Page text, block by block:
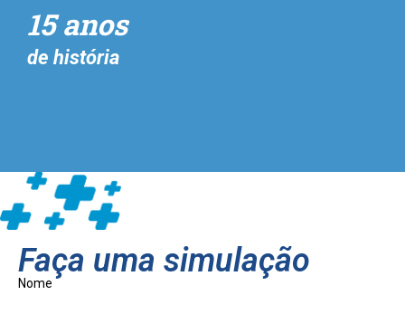
15 anos
de história
Faça uma simulação
Nome